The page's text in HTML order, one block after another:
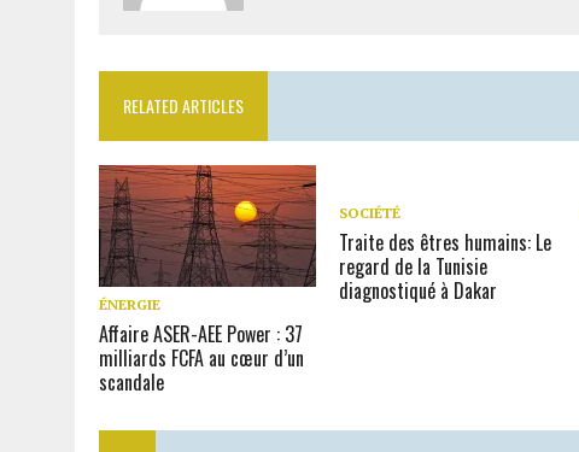
RELATED ARTICLES
ÉNERGIE
Affaire ASER-AEE Power : 37
milliards FCFA au cœur d’un
scandale
SOCIÉTÉ
Traite des êtres humains: Le
regard de la Tunisie
diagnostiqué à Dakar